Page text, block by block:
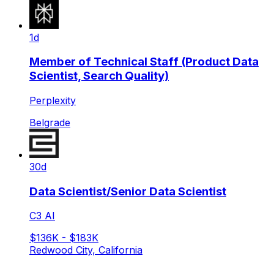
1d
Member of Technical Staff (Product Data
Scientist, Search Quality)
Perplexity
Belgrade
30d
Data Scientist/Senior Data Scientist
C3 AI
$136K - $183K
Redwood City, California